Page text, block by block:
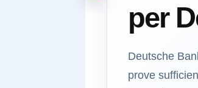
per
Deutsche
prove